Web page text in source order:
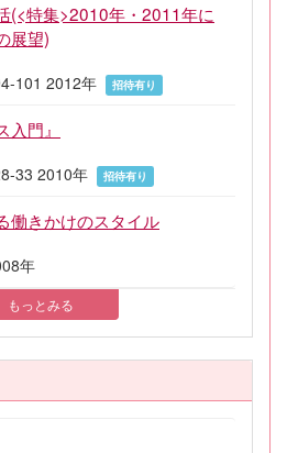
(<特集>2010年・2011年に
展望)
101 2012年
招待有り
門』
33 2010年
招待有り
働きかけのスタイル
年
もっとみる